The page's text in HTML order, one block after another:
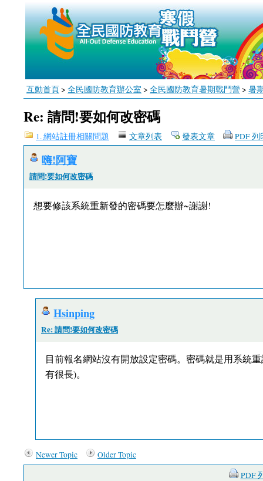
互動首頁> 全民國防教育辦公室 > 全民國防教育暑期戰鬥營> 暑
Re: 請問!要如何改密碼
1. 網站註冊相關問題 文章列表 發表文章 PDF
嗨!阿寶
請問!要如何改密碼
想要修該系統重新發的密碼要怎麼辦~謝謝!
Hsinping
Re: 請問!要如何改密碼
目前報名網站沒有開放設定密碼。密碼就是用系統
有很長)。
Newer Topic
Older Topic
PDF